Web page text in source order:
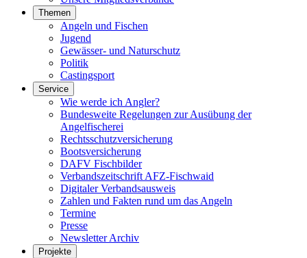
Themen
Angeln und Fischen
Jugend
Gewässer- und Naturschutz
Politik
Castingsport
Service
Wie werde ich Angler?
Bundesweite Regelungen zur Ausübung der
Angelfischerei
Rechtsschutzversicherung
Bootsversicherung
DAFV Fischbilder
Verbandszeitschrift AFZ-Fischwaid
Digitaler Verbandsausweis
Zahlen und Fakten rund um das Angeln
Termine
Presse
Newsletter Archiv
Projekte